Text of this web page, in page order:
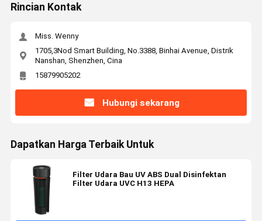
Rincian Kontak
Miss. Wenny
1705,3Nod Smart Building, No.3388, Binhai Avenue, Distrik
Nanshan, Shenzhen, Cina
15879905202
Hubungi sekarang
Dapatkan Harga Terbaik Untuk
Filter Udara Bau UV ABS Dual Disinfektan
Filter Udara UVC H13 HEPA